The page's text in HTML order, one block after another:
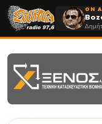
ON